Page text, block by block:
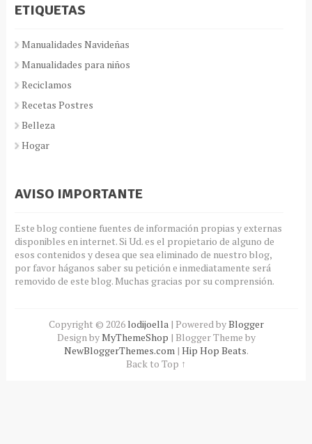
ETIQUETAS
Manualidades Navideñas
Manualidades para niños
Reciclamos
Recetas Postres
Belleza
Hogar
AVISO IMPORTANTE
Este blog contiene fuentes de información propias y externas
disponibles en internet. Si Ud. es el propietario de alguno de
esos contenidos y desea que sea eliminado de nuestro blog,
por favor háganos saber su petición e inmediatamente será
removido de este blog. Muchas gracias por su comprensión.
Copyright © 2026 lodijoella| Powered byBlogger
Design byMyThemeShop | Blogger Theme by
NewBloggerThemes.com| Hip Hop Beats.
Back to Top ↑